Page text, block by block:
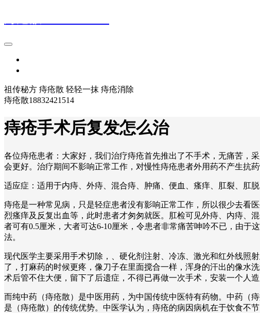
祖传秘方 痔疮散 轻轻一抹 痔疮消除
痔疮散18832421514
痔疮手术后复发怎么治
各位痔疮患者：大家好，我们治疗痔疮首先推出了不手术，无痛苦，
会更好。治疗期间不影响正常工作，对慢性痔疮患者外用药不产生抗
适应症：适用于内痔、外痔、混合痔、肿痛、便血、瘙痒、肛裂、
痔疮是一种常见病，只是轻症患者没有影响正常工作，所以很少去看
烈瘙痒及反复出血等，此时患者才匆匆就医。肛检可见外痔、内痔、
者可有0.5厘米，大者可达6-10厘米，令患者非常痛苦呻吟不已，由
法。
现代医学主要采用手术切除，、硬化剂注射、冷冻、激光和红外线照
了，打麻药的时候更疼，像刀子在里面搅合一样，浑身的汗出的像水
术后管不住大便，留下了后遗症，不得已再做一次手术，安装一个人
而纯中药（痔疮散）是中医用药，为中国传统中医特有药物。中药（
是（痔疮散）的传统优势。中医学认为，痔疮的病因病机在于饮食不